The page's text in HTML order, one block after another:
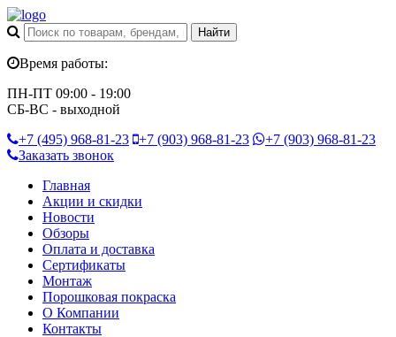
Время работы:
ПН-ПТ 09:00 - 19:00
СБ-ВС - выходной
+7 (495) 968-81-23 +7 (903) 968-81-23 +7 (903) 968-81-23
Заказать звонок
Главная
Акции и скидки
Новости
Обзоры
Оплата и доставка
Сертификаты
Монтаж
Порошковая покраска
О Компании
Контакты